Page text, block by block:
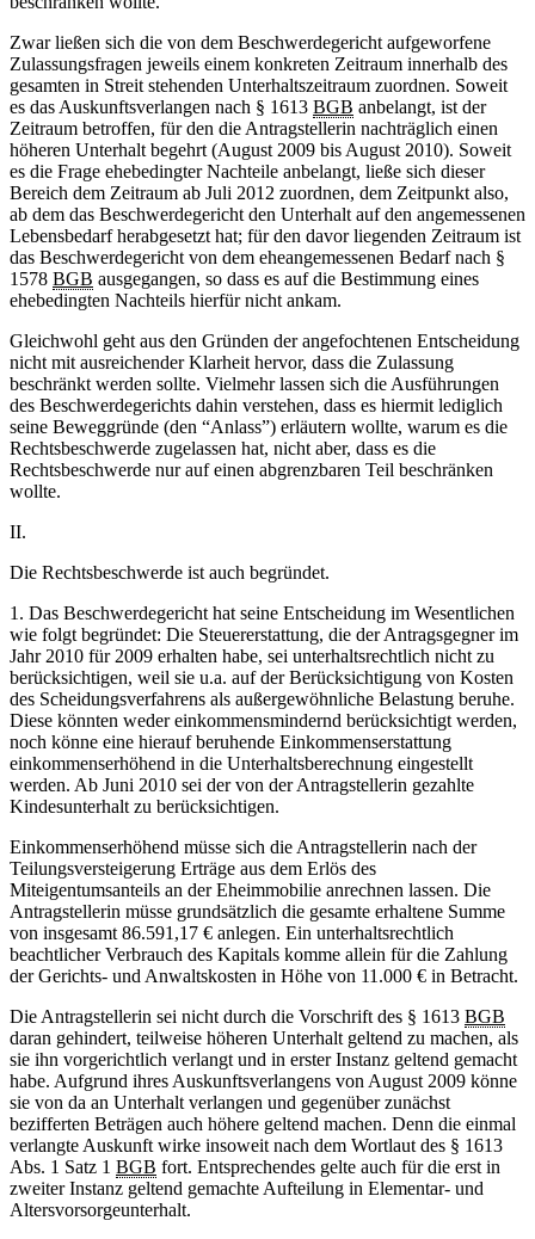
Zwar ließen sich die von dem Beschwerdegericht aufgeworfene
Zulassungsfragen jeweils einem konkreten Zeitraum innerhalb des
gesamten in Streit stehenden Unterhaltszeitraum zuordnen. Soweit
es das Auskunftsverlangen nach § 1613 BGB anbelangt, ist der
Zeitraum betroffen, für den die Antragstellerin nachträglich einen
höheren Unterhalt begehrt (August 2009 bis August 2010). Soweit
es die Frage ehebedingter Nachteile anbelangt, ließe sich dieser
Bereich dem Zeitraum ab Juli 2012 zuordnen, dem Zeitpunkt also,
ab dem das Beschwerdegericht den Unterhalt auf den angemessenen
Lebensbedarf herabgesetzt hat; für den davor liegenden Zeitraum ist
das Beschwerdegericht von dem eheangemessenen Bedarf nach §
1578 BGB ausgegangen, so dass es auf die Bestimmung eines
ehebedingten Nachteils hierfür nicht ankam.
Gleichwohl geht aus den Gründen der angefochtenen Entscheidung
nicht mit ausreichender Klarheit hervor, dass die Zulassung
beschränkt werden sollte. Vielmehr lassen sich die Ausführungen
des Beschwerdegerichts dahin verstehen, dass es hiermit lediglich
seine Beweggründe (den “Anlass”) erläutern wollte, warum es die
Rechtsbeschwerde zugelassen hat, nicht aber, dass es die
Rechtsbeschwerde nur auf einen abgrenzbaren Teil beschränken
wollte.
II.
Die Rechtsbeschwerde ist auch begründet.
1. Das Beschwerdegericht hat seine Entscheidung im Wesentlichen
wie folgt begründet: Die Steuererstattung, die der Antragsgegner im
Jahr 2010 für 2009 erhalten habe, sei unterhaltsrechtlich nicht zu
berücksichtigen, weil sie u.a. auf der Berücksichtigung von Kosten
des Scheidungsverfahrens als außergewöhnliche Belastung beruhe.
Diese könnten weder einkommensmindernd berücksichtigt werden,
noch könne eine hierauf beruhende Einkommenserstattung
einkommenserhöhend in die Unterhaltsberechnung eingestellt
werden. Ab Juni 2010 sei der von der Antragstellerin gezahlte
Kindesunterhalt zu berücksichtigen.
Einkommenserhöhend müsse sich die Antragstellerin nach der
Teilungsversteigerung Erträge aus dem Erlös des
Miteigentumsanteils an der Eheimmobilie anrechnen lassen. Die
Antragstellerin müsse grundsätzlich die gesamte erhaltene Summe
von insgesamt 86.591,17 € anlegen. Ein unterhaltsrechtlich
beachtlicher Verbrauch des Kapitals komme allein für die Zahlung
der Gerichts- und Anwaltskosten in Höhe von 11.000 € in Betracht.
Die Antragstellerin sei nicht durch die Vorschrift des § 1613 BGB
daran gehindert, teilweise höheren Unterhalt geltend zu machen, als
sie ihn vorgerichtlich verlangt und in erster Instanz geltend gemacht
habe. Aufgrund ihres Auskunftsverlangens von August 2009 könne
sie von da an Unterhalt verlangen und gegenüber zunächst
bezifferten Beträgen auch höhere geltend machen. Denn die einmal
verlangte Auskunft wirke insoweit nach dem Wortlaut des § 1613
Abs. 1 Satz 1 BGB fort. Entsprechendes gelte auch für die erst in
zweiter Instanz geltend gemachte Aufteilung in Elementar- und
Altersvorsorgeunterhalt.